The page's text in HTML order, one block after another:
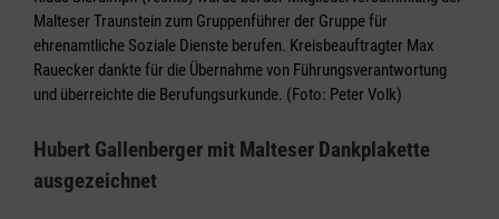
Malteser Traunstein zum Gruppenführer der Gruppe für
ehrenamtliche Soziale Dienste berufen. Kreisbeauftragter Max
Rauecker dankte für die Übernahme von Führungsverantwortung
und überreichte die Berufungsurkunde. (Foto: Peter Volk)
Hubert Gallenberger mit Malteser Dankplakette
ausgezeichnet